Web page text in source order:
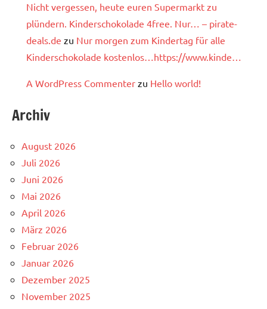
Nicht vergessen, heute euren Supermarkt zu
plündern. Kinderschokolade 4free. Nur… – pirate-
deals.de zu Nur morgen zum Kindertag für alle
Kinderschokolade kostenlos…https://www.kinde…
A WordPress Commenter zu Hello world!
Archiv
August 2026
Juli 2026
Juni 2026
Mai 2026
April 2026
März 2026
Februar 2026
Januar 2026
Dezember 2025
November 2025